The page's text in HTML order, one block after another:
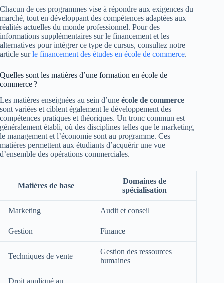
Chacun de ces programmes vise à répondre aux exigences du
marché, tout en développant des compétences adaptées aux
réalités actuelles du monde professionnel. Pour des
informations supplémentaires sur le financement et les
alternatives pour intégrer ce type de cursus, consultez notre
article surle financement des études en école de commerce.
Quelles sont les matières d’une formation en école de
commerce ?
Les matières enseignées au sein d’une école de commerce
sont variées et ciblent également le développement des
compétences pratiques et théoriques. Un tronc commun est
généralement établi, où des disciplines telles que le marketing,
le management et l’économie sont au programme. Ces
matières permettent aux étudiants d’acquérir une vue
d’ensemble des opérations commerciales.
Matières de base
Domaines de
spécialisation
Marketing Audit et conseil
Gestion Finance
Techniques de vente
Gestion des ressources
humaines